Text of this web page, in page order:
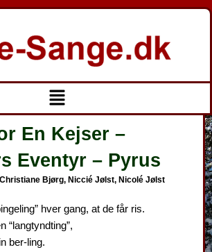
Menu
En Kejser –
Eventyr – Pyrus
Christiane Bjørg, Niccié Jølst, Nicolé Jølst
hver gang, at de får ris.
“langtyndting”,
ber-ling.